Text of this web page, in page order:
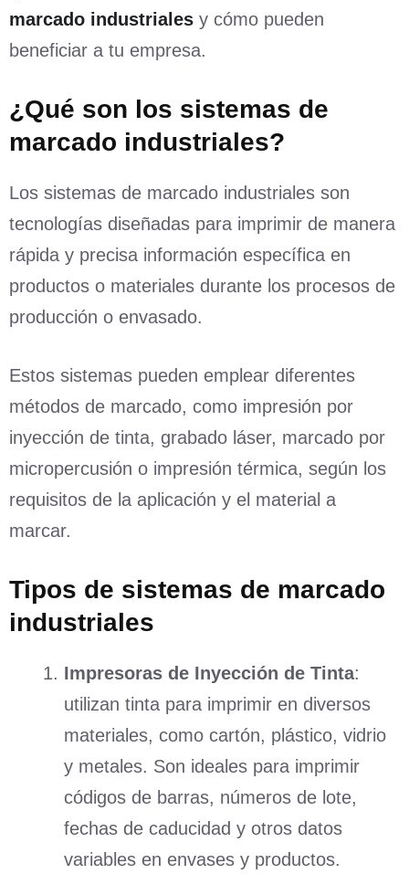
marcado industriales y cómo pueden
beneficiar a tu empresa.
¿Qué son los sistemas de
marcado industriales?
Los sistemas de marcado industriales son
tecnologías diseñadas para imprimir de manera
rápida y precisa información específica en
productos o materiales durante los procesos de
producción o envasado.
Estos sistemas pueden emplear diferentes
métodos de marcado, como impresión por
inyección de tinta, grabado láser, marcado por
micropercusión o impresión térmica, según los
requisitos de la aplicación y el material a
marcar.
Tipos de sistemas de marcado
industriales
Impresoras de Inyección de Tinta:
utilizan tinta para imprimir en diversos
materiales, como cartón, plástico, vidrio
y metales. Son ideales para imprimir
códigos de barras, números de lote,
fechas de caducidad y otros datos
variables en envases y productos.